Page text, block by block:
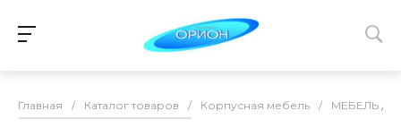
Главная / Каталог товаров / Корпусная мебель / МЕБЕЛЬ